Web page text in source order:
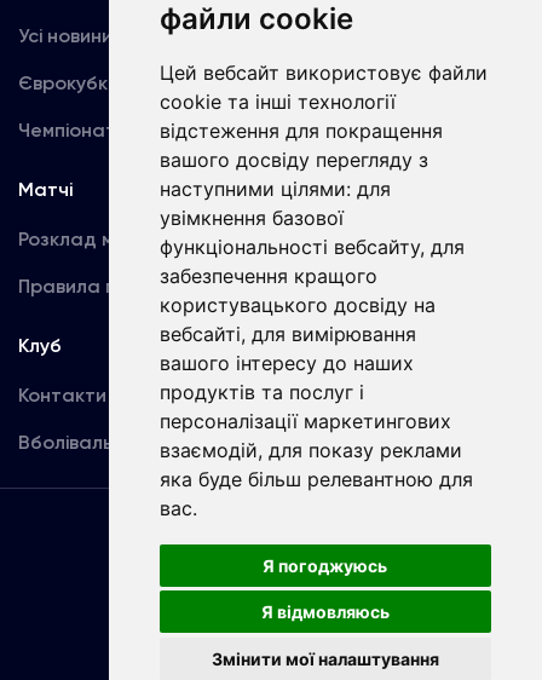
файли cookie
Цей вебсайт використовує файли
cookie та інші технології
відстеження для покращення
вашого досвіду перегляду з
наступними цілями: для
увімкнення базової
функціональності вебсайту, для
забезпечення кращого
користувацького досвіду на
вебсайті, для вимірювання
вашого інтересу до наших
продуктів та послуг і
персоналізації маркетингових
взаємодій, для показу реклами
яка буде більш релевантною для
вас.
Я погоджуюсь
Я відмовляюсь
Змінити мої налаштування
Усі новини
Єврокубки
Чемпіонат України
Динамо TV
Фотогалерея
Акредитація
Матчі
Розклад матчів
Правила поведінки
Команда
Перша команда
U19
Клуб
Контакти
Вболівальникам
Угода
користувача
Copyright © ФК «Динамо» Київ